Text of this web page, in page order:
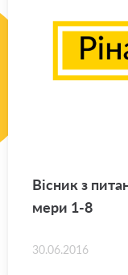
Ві­сник з
ме­ри 1-8
30.06.2016